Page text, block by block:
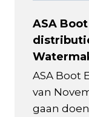
ASA
ASA Boot
van
gaan